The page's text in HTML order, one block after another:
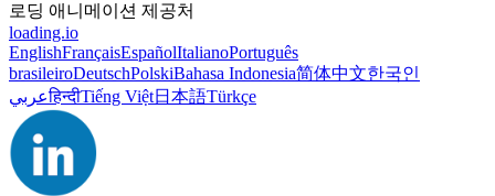
로딩 애니메이션 제공처
loading.io
EnglishFrançaisEspañolItalianoPortuguês
brasileiroDeutschPolskiBahasa Indonesia简体中文한국인
عربيहिन्दीTiếng Việt日本語Türkçe